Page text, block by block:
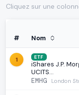
Cliquez sur une
# Nom
1 ETF
iShares J.P.
UCITS…
EMHG
London